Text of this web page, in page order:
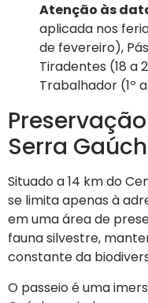
Atenção às
aplicada nos
de fevereiro),
Tiradentes (18 a
Trabalhador (1º
Serra
Situado a 14 km do
se limita apenas à
em uma área de
fauna silvestre,
constante da
O passeio é uma